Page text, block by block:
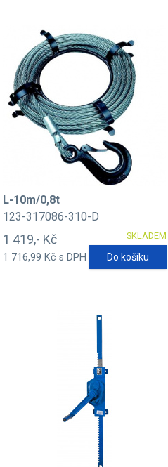
L-10m/0,8t
123-317086-310-D
SKLADEM
1 419,- Kč
1 716,99 Kč s DPH Do košíku